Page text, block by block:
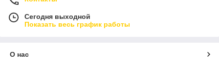
Сегодня выходной
Показать весь график работы
О нас